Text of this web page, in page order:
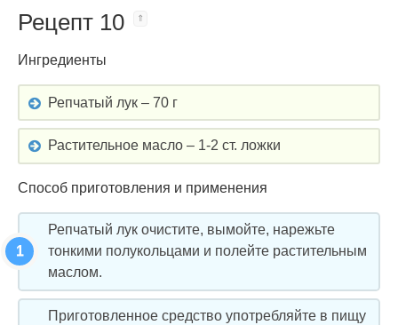
Рецепт 10
Ингредиенты
Репчатый лук – 70 г
Растительное масло – 1-2 ст. ложки
Способ приготовления и применения
Репчатый лук очистите, вымойте, нарежьте
тонкими полукольцами и полейте растительным
маслом.
Приготовленное средство употребляйте в пищу